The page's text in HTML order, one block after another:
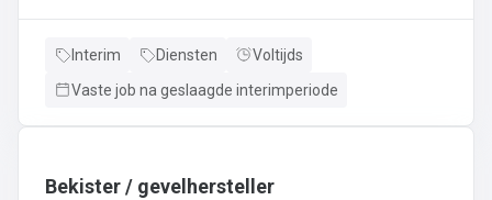
Dan ben jij de persoon die wij zoeken!
Interim Diensten
Voltijds
Vaste job na geslaagde interimperiode
Bekister / gevelhersteller